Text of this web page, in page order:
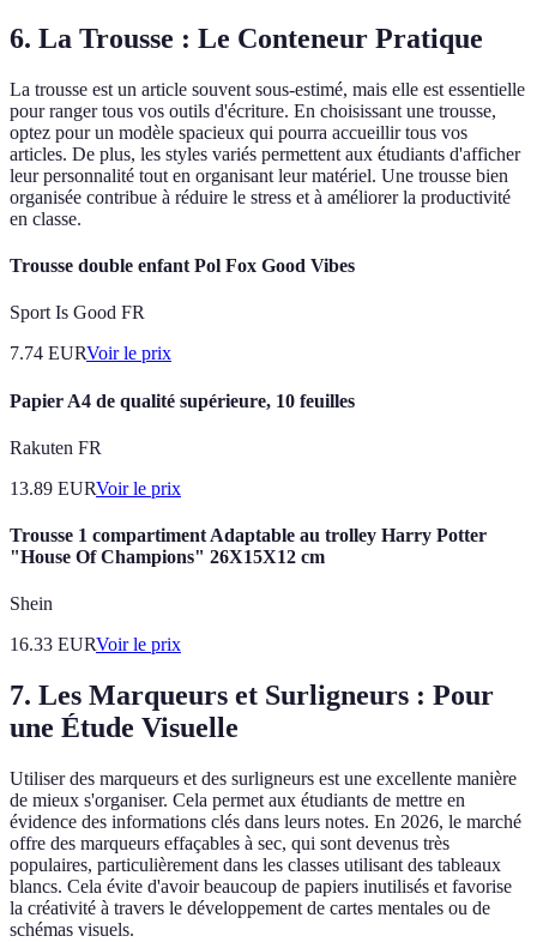
6. La Trousse : Le Conteneur Pratique
La trousse est un article souvent sous-estimé, mais elle est essentielle
pour ranger tous vos outils d'écriture. En choisissant une trousse,
optez pour un modèle spacieux qui pourra accueillir tous vos
articles. De plus, les styles variés permettent aux étudiants d'afficher
leur personnalité tout en organisant leur matériel. Une trousse bien
organisée contribue à réduire le stress et à améliorer la productivité
en classe.
Trousse double enfant Pol Fox Good Vibes
Sport Is Good FR
7.74 EURVoir le prix
Papier A4 de qualité supérieure, 10 feuilles
Rakuten FR
13.89 EURVoir le prix
Trousse 1 compartiment Adaptable au trolley Harry Potter
"House Of Champions" 26X15X12 cm
Shein
16.33 EURVoir le prix
7. Les Marqueurs et Surligneurs : Pour
une Étude Visuelle
Utiliser des marqueurs et des surligneurs est une excellente manière
de mieux s'organiser. Cela permet aux étudiants de mettre en
évidence des informations clés dans leurs notes. En 2026, le marché
offre des marqueurs effaçables à sec, qui sont devenus très
populaires, particulièrement dans les classes utilisant des tableaux
blancs. Cela évite d'avoir beaucoup de papiers inutilisés et favorise
la créativité à travers le développement de cartes mentales ou de
schémas visuels.